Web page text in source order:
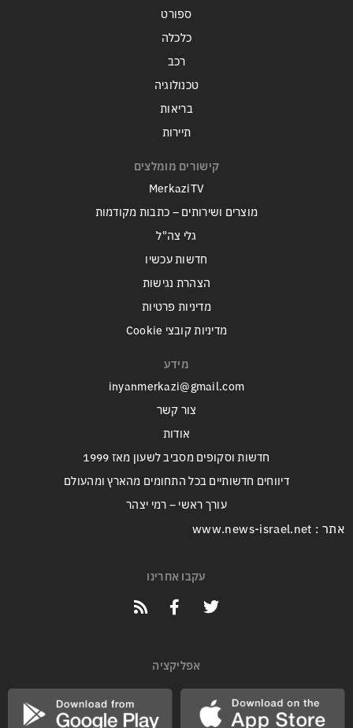
ספורט
כלכלה
רכב
טכנולוגיה
בריאות
תיירות
קישורים מומלצים
MerkaziTV
מוצרים ושירותים – כתבות מקודמות
גלי צה"ל
חדשות עכשיו
הצהרת נגישות
מדיניות פרטיות
מדיניות קובצי Cookie
מידע
inyanmerkazi@gmail.com
צור קשר
אודות
חדשות וסקופים מסביב לשעון מאז 1999
דיווחים חדשותיים בכל התחומים מהארץ ומהעולם
עורך ראשי – רמי יצהר
אתר : www.news-israel.net
עקבו אחרינו
אפליקציה